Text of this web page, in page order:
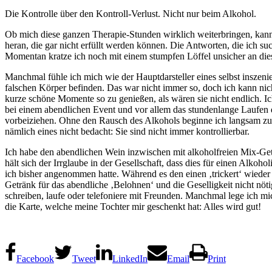
Die Kontrolle über den Kontroll-Verlust. Nicht nur beim Alkohol.
Ob mich diese ganzen Therapie-Stunden wirklich weiterbringen,
heran, die gar nicht erfüllt werden können. Die Antworten, die ich
Momentan kratze ich noch mit einem stumpfen Löffel unsicher an
Manchmal fühle ich mich wie der Hauptdarsteller eines selbst
falschen Körper befinden. Das war nicht immer so, doch ich kann
kurze schöne Momente so zu genießen, als wären sie nicht endlich.
bei einem abendlichen Event und vor allem das stundenlange
vorbeiziehen. Ohne den Rausch des Alkohols beginne ich langsam
nämlich eines nicht bedacht: Sie sind nicht immer kontrollierbar.
Ich habe den abendlichen Wein inzwischen mit alkoholfreien Mix-
hält sich der Irrglaube in der Gesellschaft, dass dies für einen
ich bisher angenommen hatte. Während es den einen ‚trickert‘
Getränk für das abendliche ‚Belohnen‘ und die Geselligkeit nicht
schreiben, laufe oder telefoniere mit Freunden. Manchmal lege ich
die Karte, welche meine Tochter mir geschenkt hat: Alles wird gut!
Facebook Tweet LinkedIn Email Print